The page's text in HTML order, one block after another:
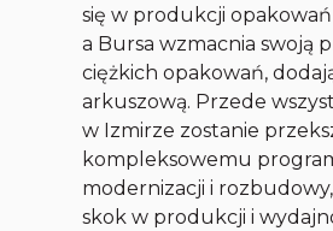
się w produkcji
a Bursa wzmacnia swoją
ciężkich opakowań,
arkuszową. Przede
w Izmirze zostanie
kompleksowemu
modernizacji i
skok w produkcji i